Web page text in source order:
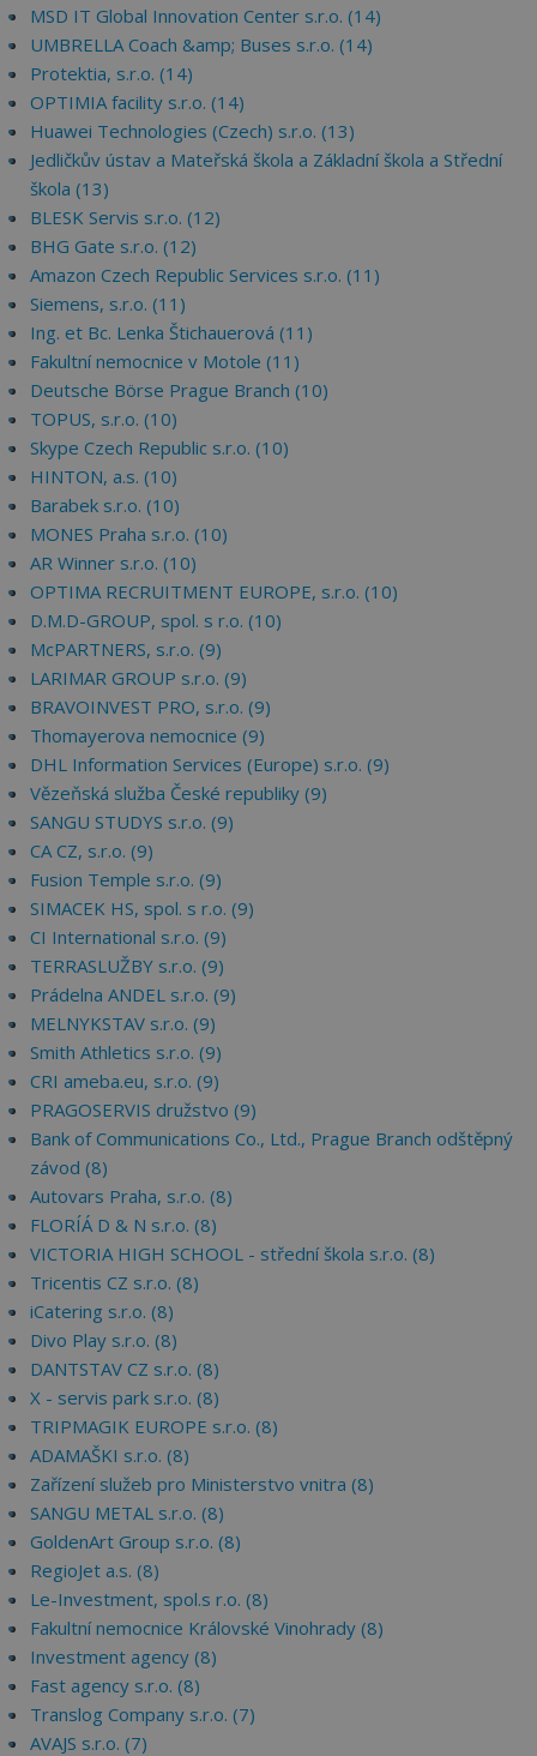
MSD IT Global Innovation Center s.r.o. (14)
UMBRELLA Coach &amp; Buses s.r.o. (14)
Protektia, s.r.o. (14)
OPTIMIA facility s.r.o. (14)
Huawei Technologies (Czech) s.r.o. (13)
Jedličkův ústav a Mateřská škola a Základní škola a Střední
škola (13)
BLESK Servis s.r.o. (12)
BHG Gate s.r.o. (12)
Amazon Czech Republic Services s.r.o. (11)
Siemens, s.r.o. (11)
Ing. et Bc. Lenka Štichauerová (11)
Fakultní nemocnice v Motole (11)
Deutsche Börse Prague Branch (10)
TOPUS, s.r.o. (10)
Skype Czech Republic s.r.o. (10)
HINTON, a.s. (10)
Barabek s.r.o. (10)
MONES Praha s.r.o. (10)
AR Winner s.r.o. (10)
OPTIMA RECRUITMENT EUROPE, s.r.o. (10)
D.M.D-GROUP, spol. s r.o. (10)
McPARTNERS, s.r.o. (9)
LARIMAR GROUP s.r.o. (9)
BRAVOINVEST PRO, s.r.o. (9)
Thomayerova nemocnice (9)
DHL Information Services (Europe) s.r.o. (9)
Vězeňská služba České republiky (9)
SANGU STUDYS s.r.o. (9)
CA CZ, s.r.o. (9)
Fusion Temple s.r.o. (9)
SIMACEK HS, spol. s r.o. (9)
CI International s.r.o. (9)
TERRASLUŽBY s.r.o. (9)
Prádelna ANDEL s.r.o. (9)
MELNYKSTAV s.r.o. (9)
Smith Athletics s.r.o. (9)
CRI ameba.eu, s.r.o. (9)
PRAGOSERVIS družstvo (9)
Bank of Communications Co., Ltd., Prague Branch odštěpný
závod (8)
Autovars Praha, s.r.o. (8)
FLORÍÁ D & N s.r.o. (8)
VICTORIA HIGH SCHOOL - střední škola s.r.o. (8)
Tricentis CZ s.r.o. (8)
iCatering s.r.o. (8)
Divo Play s.r.o. (8)
DANTSTAV CZ s.r.o. (8)
X - servis park s.r.o. (8)
TRIPMAGIK EUROPE s.r.o. (8)
ADAMAŠKI s.r.o. (8)
Zařízení služeb pro Ministerstvo vnitra (8)
SANGU METAL s.r.o. (8)
GoldenArt Group s.r.o. (8)
RegioJet a.s. (8)
Le-Investment, spol.s r.o. (8)
Fakultní nemocnice Královské Vinohrady (8)
Investment agency (8)
Fast agency s.r.o. (8)
Translog Company s.r.o. (7)
AVAJS s.r.o. (7)